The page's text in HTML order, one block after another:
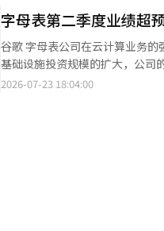
前，投资者应避免急于押注长期债券
例并不意味着债券的预期收益率高
调，投资者应避免像上半年那样
在调整期内保持应对能力。即使指
议下半年投资应注重企业的优劣
字母表第二季度业绩超
谷歌 字母表公司在云计算业务的强劲增长推动下，发布了超出市场预期的第二季度业绩。然而，由于人工智能（AI）
基础设施投资规模的扩大，公司的自
间），字母表宣布第二季度营收
2026-07-23 18:04:00